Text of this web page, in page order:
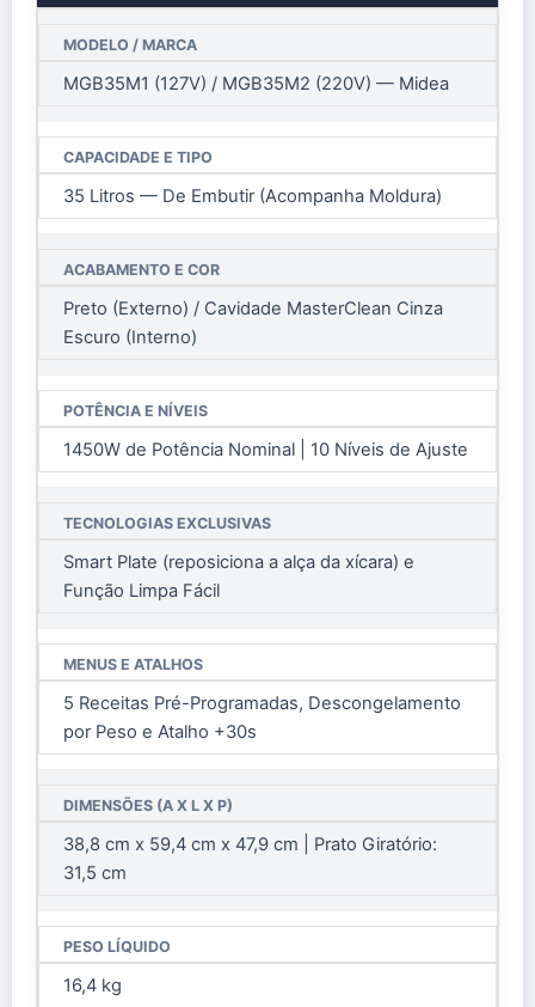
MODELO / MARCA
MGB35M1 (127V) / MGB35M2 (220V) — Midea
CAPACIDADE E TIPO
35 Litros — De Embutir (Acompanha Moldura)
ACABAMENTO E COR
Preto (Externo) / Cavidade MasterClean Cinza
Escuro (Interno)
POTÊNCIA E NÍVEIS
1450W de Potência Nominal | 10 Níveis de Ajuste
TECNOLOGIAS EXCLUSIVAS
Smart Plate (reposiciona a alça da xícara) e
Função Limpa Fácil
MENUS E ATALHOS
5 Receitas Pré-Programadas, Descongelamento
por Peso e Atalho +30s
DIMENSÕES (A X L X P)
38,8 cm x 59,4 cm x 47,9 cm | Prato Giratório:
31,5 cm
PESO LÍQUIDO
16,4 kg